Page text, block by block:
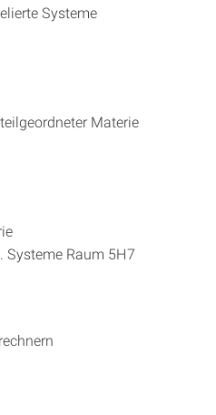
Systeme
Materie
Systeme Raum 5H7